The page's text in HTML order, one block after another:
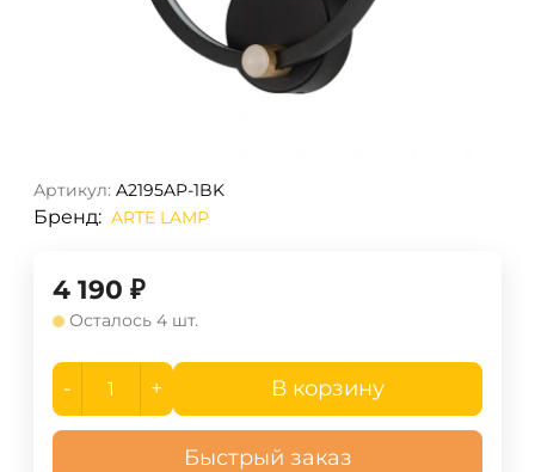
Артикул: A2195AP-1BK
Бренд: ARTE LAMP
4 190 ₽
Осталось 4 шт.
- + В корзину
Быстрый заказ